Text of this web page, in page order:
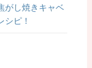
がし焼きキャベ
シピ！